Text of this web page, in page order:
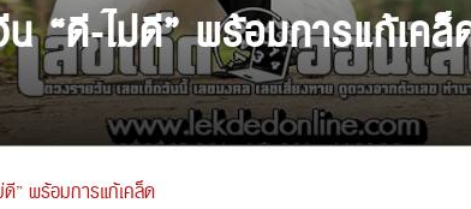
“ดี-ไม่ดี” พร้อมการแก้เคล็ด
” พร้อมการแก้เคล็ด